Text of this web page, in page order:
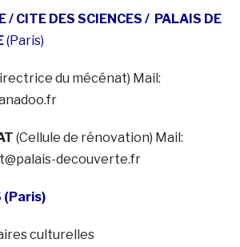
/ CITE DES SCIENCES / PALAIS DE
(Paris)
du mécénat) Mail:
(Cellule de rénovation) Mail:
decouverte.fr
(Paris)
culturelles